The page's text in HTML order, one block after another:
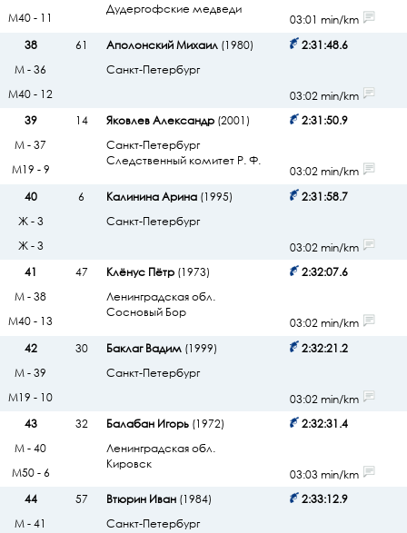
Дудергофские медведи
М40 - 11
03:01 min/km
38
61 Аполонский Михаил(1980)
Санкт-Петербург
2:31:48.6
М - 36
М40 - 12
03:02 min/km
39
14 Яковлев Александр(2001)
Санкт-Петербург
Следственный комитет Р. Ф.
2:31:50.9
М - 37
М19 - 9
03:02 min/km
40
6 Калинина Арина(1995)
Санкт-Петербург
2:31:58.7
Ж - 3
Ж - 3
03:02 min/km
41
47 Клёнус Пётр(1973)
Ленинградская обл.
Сосновый Бор
2:32:07.6
М - 38
М40 - 13
03:02 min/km
42
30 Баклаг Вадим(1999)
Санкт-Петербург
2:32:21.2
М - 39
М19 - 10
03:02 min/km
43
32 Балабан Игорь(1972)
Ленинградская обл.
Кировск
2:32:31.4
М - 40
М50 - 6
03:03 min/km
44
57 Втюрин Иван(1984)
Санкт-Петербург
2:33:12.9
М - 41